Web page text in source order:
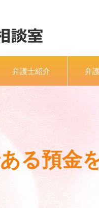
弁護士紹介 弁
る預金